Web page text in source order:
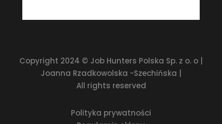
Copyright 2024 © Job Hunters Polska Sp. z o. o |
Joanna Rzadkowolska -Szechińska |
All rights reserved
Polityka prywatności